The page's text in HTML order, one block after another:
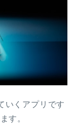
いくアプリです
す。